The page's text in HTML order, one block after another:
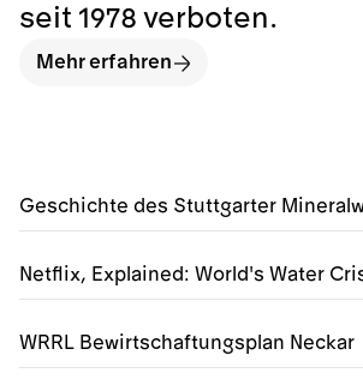
Geschichte des Stuttgarter
Netflix, Explained: World's Water
WRRL Bewirtschaftungsplan Neckar
seit 1978 verboten.
Mehr erfahren